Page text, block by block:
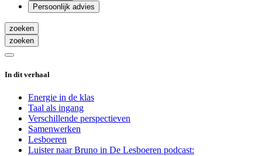
Persoonlijk advies
zoeken
zoeken
In dit verhaal
Energie in de klas
Taal als ingang
Verschillende perspectieven
Samenwerken
Lesboeren
Luister naar Bruno in De Lesboeren podcast: